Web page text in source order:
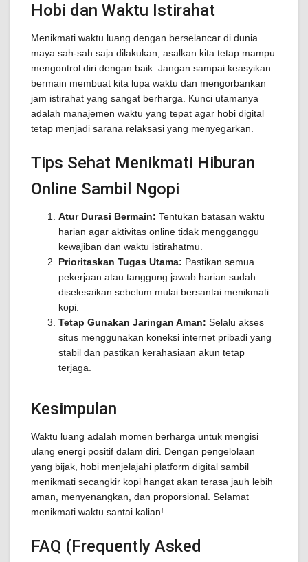
Hobi dan Waktu Istirahat
Menikmati waktu luang dengan berselancar di dunia
maya sah-sah saja dilakukan, asalkan kita tetap mampu
mengontrol diri dengan baik. Jangan sampai keasyikan
bermain membuat kita lupa waktu dan mengorbankan
jam istirahat yang sangat berharga. Kunci utamanya
adalah manajemen waktu yang tepat agar hobi digital
tetap menjadi sarana relaksasi yang menyegarkan.
Tips Sehat Menikmati Hiburan
Online Sambil Ngopi
Atur Durasi Bermain: Tentukan batasan waktu
harian agar aktivitas online tidak mengganggu
kewajiban dan waktu istirahatmu.
Prioritaskan Tugas Utama: Pastikan semua
pekerjaan atau tanggung jawab harian sudah
diselesaikan sebelum mulai bersantai menikmati
kopi.
Tetap Gunakan Jaringan Aman: Selalu akses
situs menggunakan koneksi internet pribadi yang
stabil dan pastikan kerahasiaan akun tetap
terjaga.
Kesimpulan
Waktu luang adalah momen berharga untuk mengisi
ulang energi positif dalam diri. Dengan pengelolaan
yang bijak, hobi menjelajahi platform digital sambil
menikmati secangkir kopi hangat akan terasa jauh lebih
aman, menyenangkan, dan proporsional. Selamat
menikmati waktu santai kalian!
FAQ (Frequently Asked